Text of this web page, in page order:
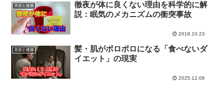
美容と健康
徹夜が体に良くない理由を科学的に解
説：眠気のメカニズムの衝突事故
2018.10.23
美容と健康
髪・肌がボロボロになる「食べないダ
イエット」の現実
2025.12.06